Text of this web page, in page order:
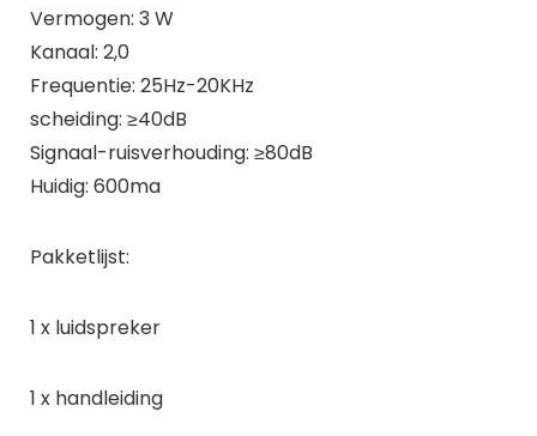
Vermogen: 3 W
Kanaal: 2,0
Frequentie: 25Hz-20KHz
scheiding: ≥40dB
Signaal-ruisverhouding: ≥80dB
Huidig: 600ma
Pakketlijst:
1 x luidspreker
1 x handleiding